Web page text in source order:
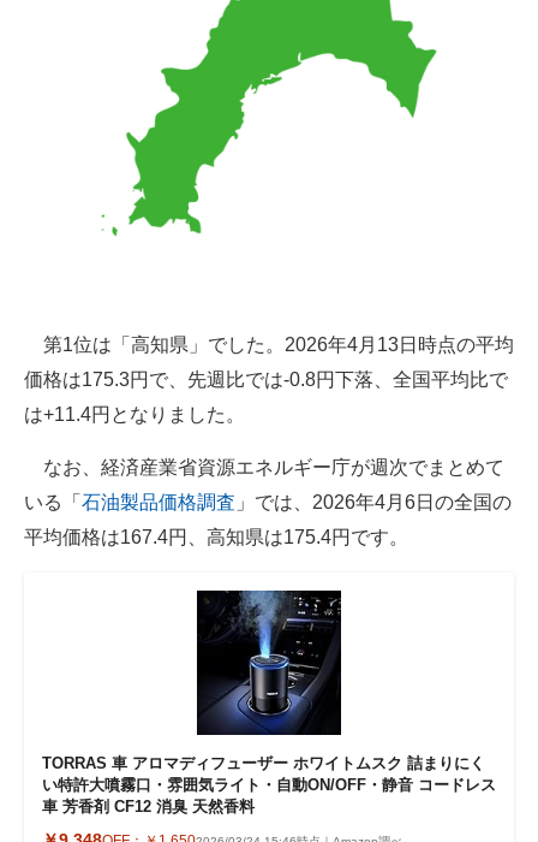
第1位は「高知県」でした。2026年4月13日時点の平均
価格は175.3円で、先週比では-0.8円下落、全国平均比で
は+11.4円となりました。
なお、経済産業省資源エネルギー庁が週次でまとめて
いる「 石油製品価格調査 」では、2026年4月6日の全国の
平均価格は167.4円、高知県は175.4円です。
TORRAS 車 アロマディフューザー ホワイトムスク 詰まりにく
い特許大噴霧口・雰囲気ライト・自動ON/OFF・静音 コードレス
車 芳香剤 CF12 消臭 天然香料